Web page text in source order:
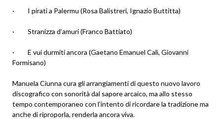
· I pirati a Palermu (Rosa Balistreri, Ignazio Buttitta)
· Stranizza d’amuri (Franco Battiato)
· E vui durmiti ancora (Gaetano Emanuel Calì, Giovanni
Formisano)
Manuela Ciunna cura gli arrangiamenti di questo nuovo lavoro
discografico con sonorità dal sapore arcaico, ma allo stesso
tempo contemporaneo con l’intento di ricordare la tradizione ma
anche di riproporla, renderla ancora viva.